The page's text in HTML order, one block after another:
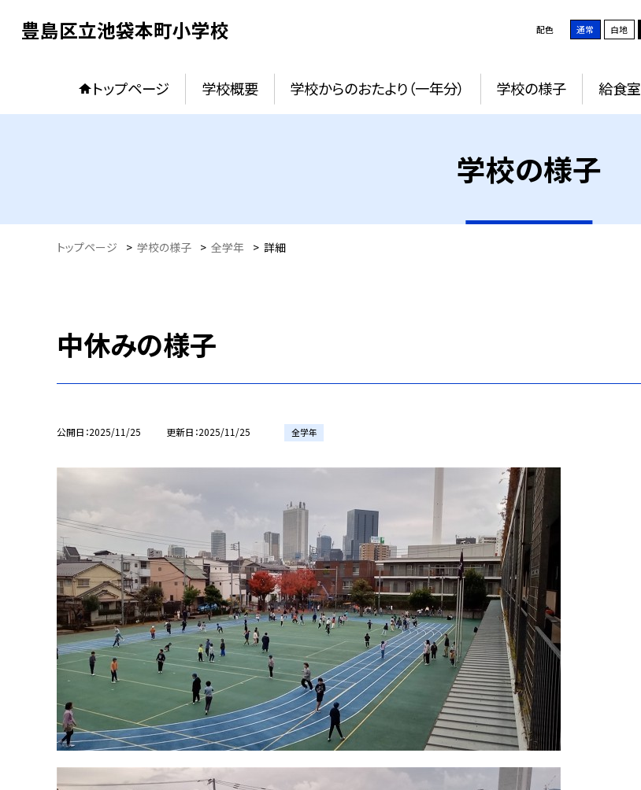
豊島区立池袋本町小学校 配色 通常 白地
トップページ 学校概要 学校からのおたより（一年分） 学校の様子 給食室
学校の様子
トップページ > 学校の様子 > 全学年 > 詳細
中休みの様子
公開日 2025/11/25 更新日 2025/11/25 全学年